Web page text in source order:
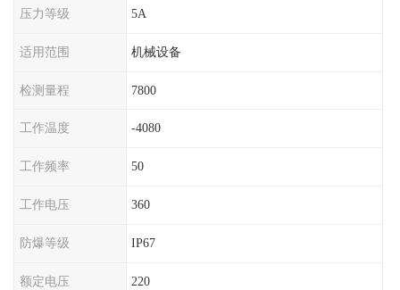
压力等级 5A
适用范围 机械设备
检测量程 7800
工作温度 -4080
工作频率 50
工作电压 360
防爆等级 IP67
额定电压 220